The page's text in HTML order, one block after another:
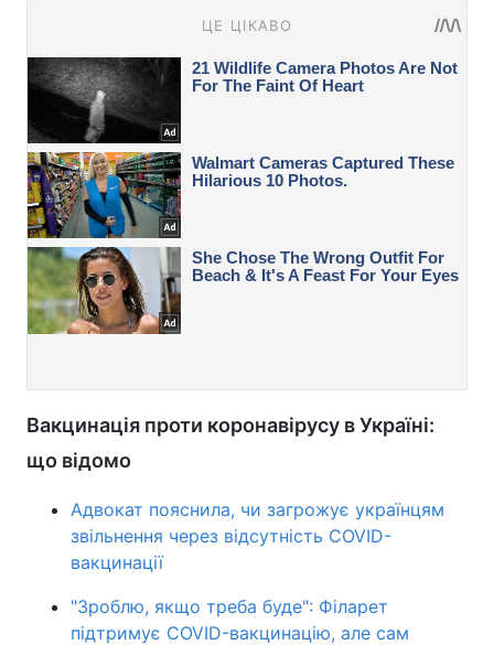
Вакцинація проти коронавірусу в Україні:
що відомо
Адвокат пояснила, чи загрожує українцям
звільнення через відсутність COVID-
вакцинації
"Зроблю, якщо треба буде": Філарет
підтримує COVID-вакцинацію, але сам